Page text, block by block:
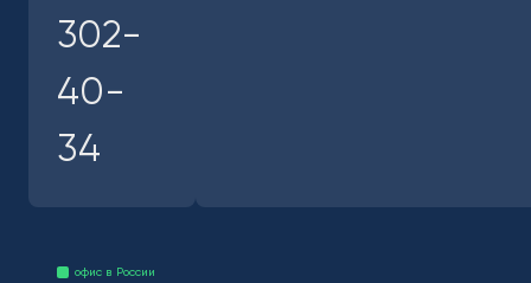
302-
40-
34
офис в России